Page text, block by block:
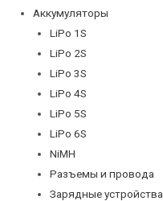
Аккумуляторы
LiPo 1S
LiPo 2S
LiPo 3S
LiPo 4S
LiPo 5S
LiPo 6S
NiMH
Разъемы и провода
Зарядные устройства